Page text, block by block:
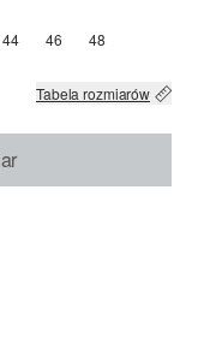
NIEDOSTĘPNY
JEST OBECNIE
44 46 48
Tabela rozmiarów